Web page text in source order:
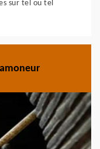
sur tel ou tel